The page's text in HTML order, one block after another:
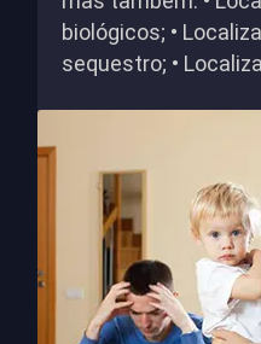
biológicos; •
sequestro; •